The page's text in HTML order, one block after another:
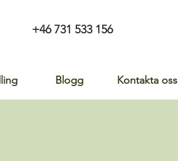
+46 731 533 156
Blogg Kontakta oss